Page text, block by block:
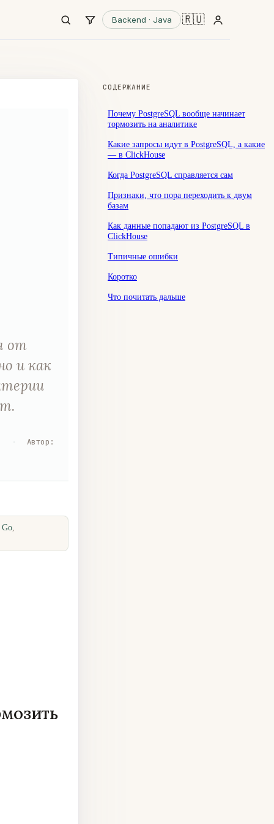
Backend · Java 🇷🇺
от
и как
Автор :
Go,
СОДЕРЖАНИЕ
Почему PostgreSQL вообще начинает
тормозить на аналитике
Какие запросы идут в PostgreSQL, а какие
— в ClickHouse
Когда PostgreSQL справляется сам
Признаки, что пора переходить к двум
базам
Как данные попадают из PostgreSQL в
ClickHouse
Типичные ошибки
Коротко
Что почитать дальше